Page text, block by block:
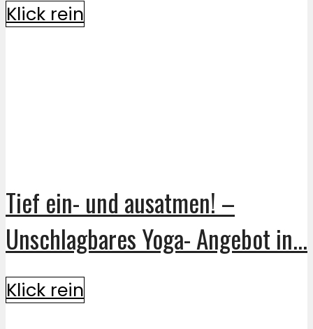
Klick rein
Tief ein- und ausatmen! –
Unschlagbares Yoga- Angebot in...
Klick rein